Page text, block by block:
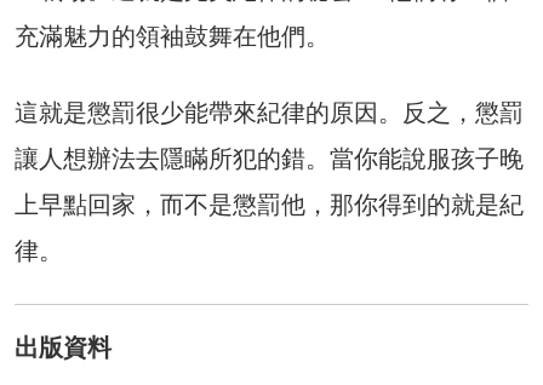
充滿魅力的領袖鼓舞在他們。
這就是懲罰很少能帶來紀律的原因。反之，懲罰
讓人想辦法去隱瞞所犯的錯。當你能說服孩子晚
上早點回家，而不是懲罰他，那你得到的就是紀
律。
出版資料